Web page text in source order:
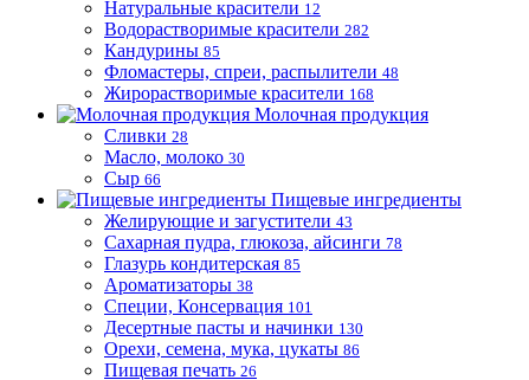
Натуральные красители 12
Водорастворимые красители 282
Кандурины 85
Фломастеры, спреи, распылители 48
Жирорастворимые красители 168
Молочная продукция
Сливки 28
Масло, молоко 30
Сыр 66
Пищевые ингредиенты
Желирующие и загустители 43
Сахарная пудра, глюкоза, айсинги 78
Глазурь кондитерская 85
Ароматизаторы 38
Специи, Консервация 101
Десертные пасты и начинки 130
Орехи, семена, мука, цукаты 86
Пищевая печать 26